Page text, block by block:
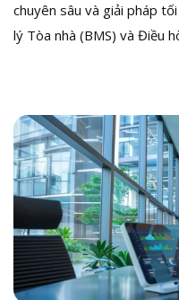
chuyên sâu và giải pháp
lý Tòa nhà (BMS) và Điều